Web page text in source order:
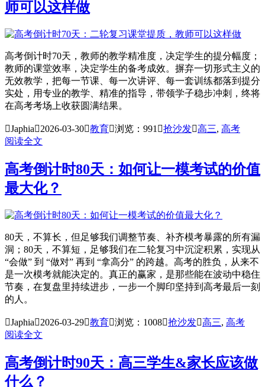
师可以这样做
高考倒计时70天，教师的教学精准度，决定学生的提分幅度；
教师的课堂效率，决定学生的备考成效。摒弃一切形式主义的
无效教学，把每一节课、每一次讲评、每一套训练都落到提分
实处，用专业的教学、精准的指导，带领学子稳步冲刺，终将
在高考考场上收获圆满结果。
Japhia2026-03-30教育浏览：991 抢沙发高三, 高考
阅读全文
高考倒计时80天：如何让一模考试的价值
最大化？
80天，不算长，但足够我们调整节奏、补齐模考暴露的所有漏
洞；80天，不算短，足够我们在二轮复习中沉淀积累，实现从
“会做” 到 “做对” 再到 “拿高分” 的跨越。高考的胜负，从来不
是一次模考就能决定的。真正的赢家，是那些能在波动中稳住
节奏，在复盘里持续进步，一步一个脚印坚持到高考最后一刻
的人。
Japhia2026-03-29教育浏览：1008抢沙发高三, 高考
阅读全文
高考倒计时90天：高三学生&家长应该做
什么？